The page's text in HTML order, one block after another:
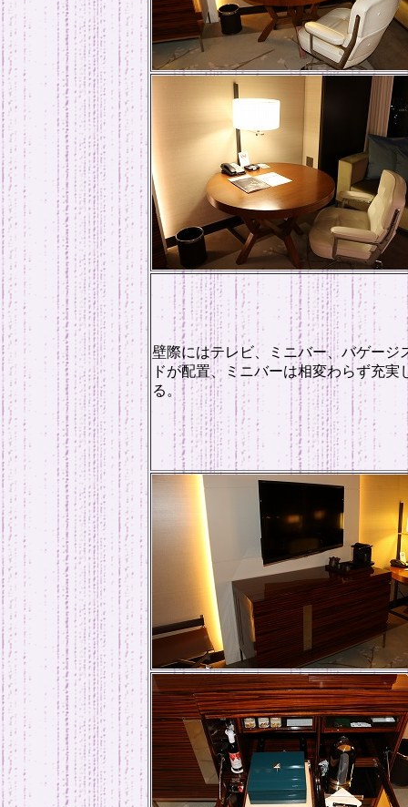
壁際にはテレビ、ミニバー、バゲージ
ドが配置、ミニバーは相変わらず充実
る。